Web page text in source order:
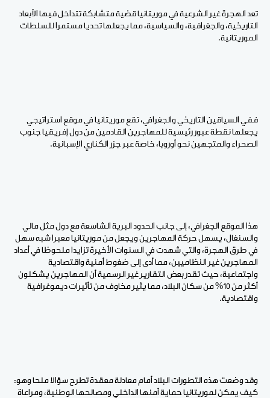
تعد الهجرة غير الشرعية في موريتانيا قضية متشابكة تتداخل فيها الأبعاد
التاريخية، والجغرافية، والسياسية، مما يجعلها تحديا مستمرا للسلطات
الموريتانية.
ففي السياقين التاريخي والجغرافي، تقع موريتانيا في موقع استراتيجي
يجعلها نقطة عبور رئيسية للمهاجرين القادمين من دول إفريقيا جنوب
الصحراء والمتجهين نحو أوروبا، خاصة عبر جزر الكناري الإسبانية.
هذا الموقع الجغرافي، إلى جانب الحدود البرية الشاسعة مع دول مثل مالي
والسنغال، يسهل حركة المهاجرين ويجعل من موريتانيا معبرا شبه سهل
في طرق الهجرة، والتي شهدت في السنوات الأخيرة تزايدا ملحوظا في أعداد
المهاجرين غير النظاميين، مما أدى إلى ضغوط أمنية واقتصادية
واجتماعية، حيث تقدر بعض التقارير غير الرسمية أن المهاجرين يشكلون
أكثر من 10% من سكان البلاد، مما يثير مخاوف من تأثيرات ديموغرافية
واقتصادية.
وقد وضعت هذه التطورات البلاد أمام معادلة معقدة تطرح سؤالا ملحا وهو:
كيف يمكن لموريتانيا حماية أمنها الداخلي ومصالحها الوطنية، ومراعاة